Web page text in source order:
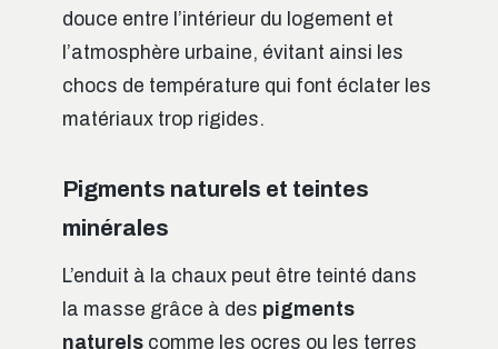
douce entre l’intérieur du logement et
l’atmosphère urbaine, évitant ainsi les
chocs de température qui font éclater les
matériaux trop rigides.
Pigments naturels et teintes
minérales
L’enduit à la chaux peut être teinté dans
la masse grâce à des pigments
naturels comme les ocres ou les terres